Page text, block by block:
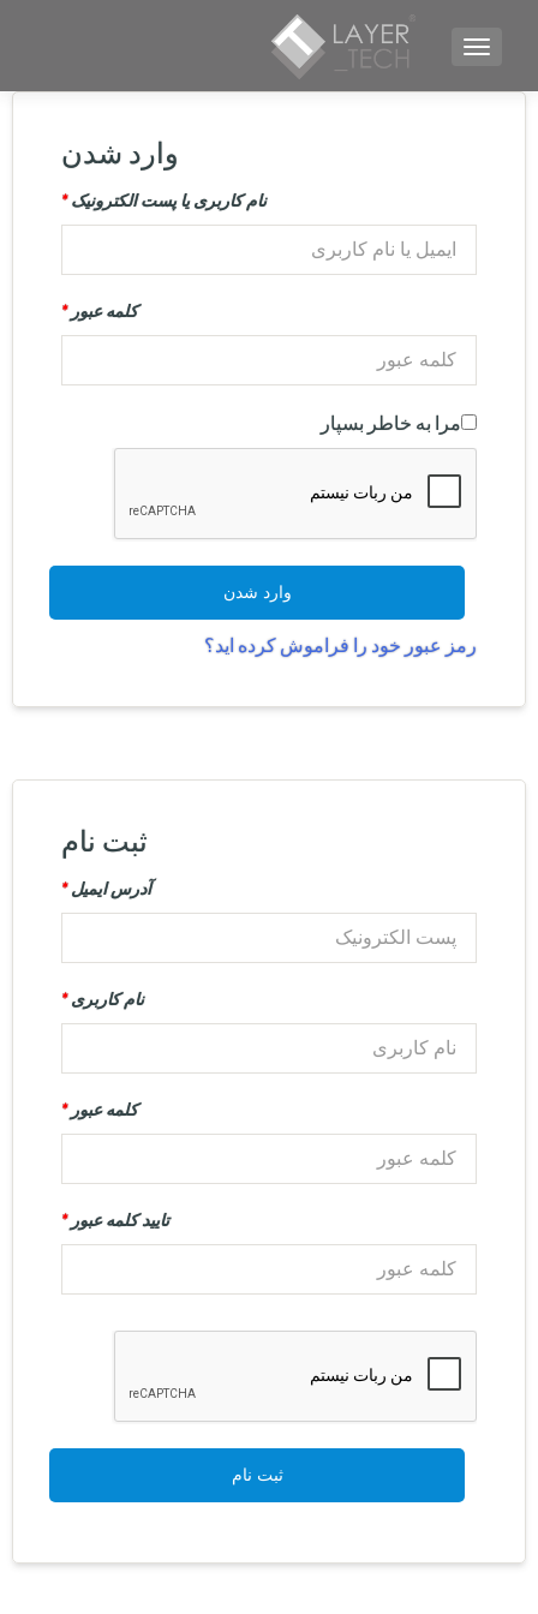
TOGGLE NAVIGATION
وارد شدن
نام کاربری یا پست الکترونیک*
کلمه عبور*
مرا به خاطر بسپار
وارد شدن
رمز عبور خود را فراموش کرده اید؟
ثبت نام
آدرس ایمیل*
نام کاربری*
کلمه عبور*
تایید کلمه عبور*
ثبت نام